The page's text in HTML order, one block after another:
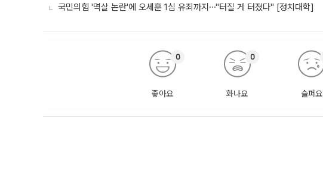
국민의힘 '멱살 논란'에 오세훈 1심 유죄까지⋯"터질 게 터졌다" [정치대학]
좋아요
0
화나요
0
슬퍼요